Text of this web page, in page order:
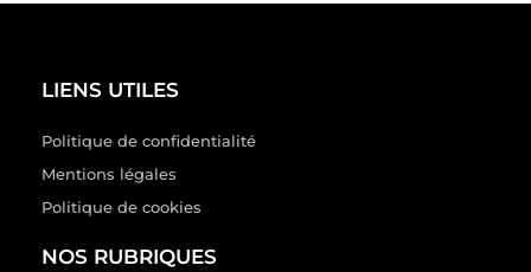
LIENS UTILES
Politique de confidentialité
Mentions légales
Politique de cookies
NOS RUBRIQUES